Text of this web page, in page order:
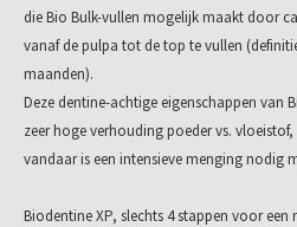
die Bio Bulk-vullen mogelijk maakt door
vanaf de pulpa tot de top te vullen
maanden).
Deze dentine-achtige eigenschappen van
zeer hoge verhouding poeder vs. vloeistof,
vandaar is een intensieve menging nodig
Biodentine XP, slechts 4 stappen voor